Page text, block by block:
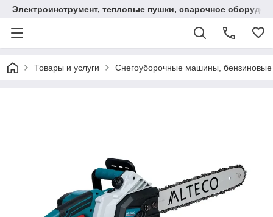
Электроинструмент, тепловые пушки, сварочное
Товары и услуги Снегоуборочные машины, бензиновые